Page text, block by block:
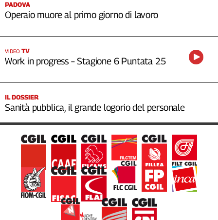
PADOVA
Operaio muore al primo giorno di lavoro
VIDEO TV
Work in progress – Stagione 6 Puntata 25
IL DOSSIER
Sanità pubblica, il grande logorio del personale